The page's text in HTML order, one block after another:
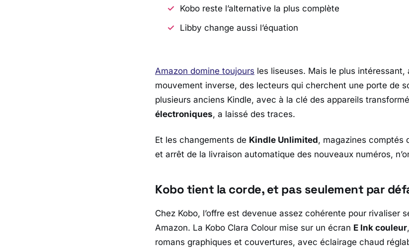
Kobo reste l’alternative la plus complète
Libby change aussi l’équation
Amazon domine toujours les liseuses. Mais le plus intéressant,
mouvement inverse, des lecteurs qui cherchent une porte de
plusieurs anciens Kindle, avec à la clé des appareils
électroniques, a laissé des traces.
Et les changements de Kindle Unlimited, magazines comptés
et arrêt de la livraison automatique des nouveaux numéros,
Kobo tient la corde, et pas seulement par
Chez Kobo, l’offre est devenue assez cohérente pour rivaliser
Amazon. La Kobo Clara Colour mise sur un écran E Ink couleur
romans graphiques et couvertures, avec éclairage chaud